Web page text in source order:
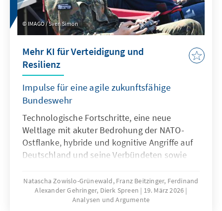
IMAGO / Sven Simon
Mehr KI für Verteidigung und
Resilienz
Impulse für eine agile zukunftsfähige
Bundeswehr
Technologische Fortschritte, eine neue
Weltlage mit akuter Bedrohung der NATO-
Ostflanke, hybride und kognitive Angriffe auf
Deutschland und seine Verbündeten sowie
stellen die Bundeswehr vor neue
Herausforderungen. Künstliche Intelligenz ist
aber nicht nur Treiber bei diesen
Natascha Zowislo-Grünewald, Franz Beitzinger, Ferdinand
Alexander Gehringer, Dierk Spreen
19. März 2026
Analysen und Argumente